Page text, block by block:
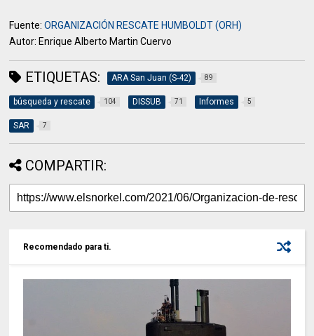
Fuente:ORGANIZACIÓN RESCATE HUMBOLDT (ORH)
Autor: Enrique Alberto Martin Cuervo
ETIQUETAS: ARA San Juan (S-42) 89
búsqueda y rescate 104 DISSUB 71 Informes 5
SAR 7
COMPARTIR:
Recomendado para ti.